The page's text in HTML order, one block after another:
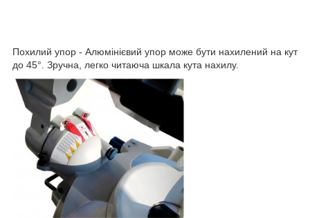
Похилий упор - Алюмінієвий упор може бути нахилений на кут
до 45°. Зручна, легко читаюча шкала кута нахилу.